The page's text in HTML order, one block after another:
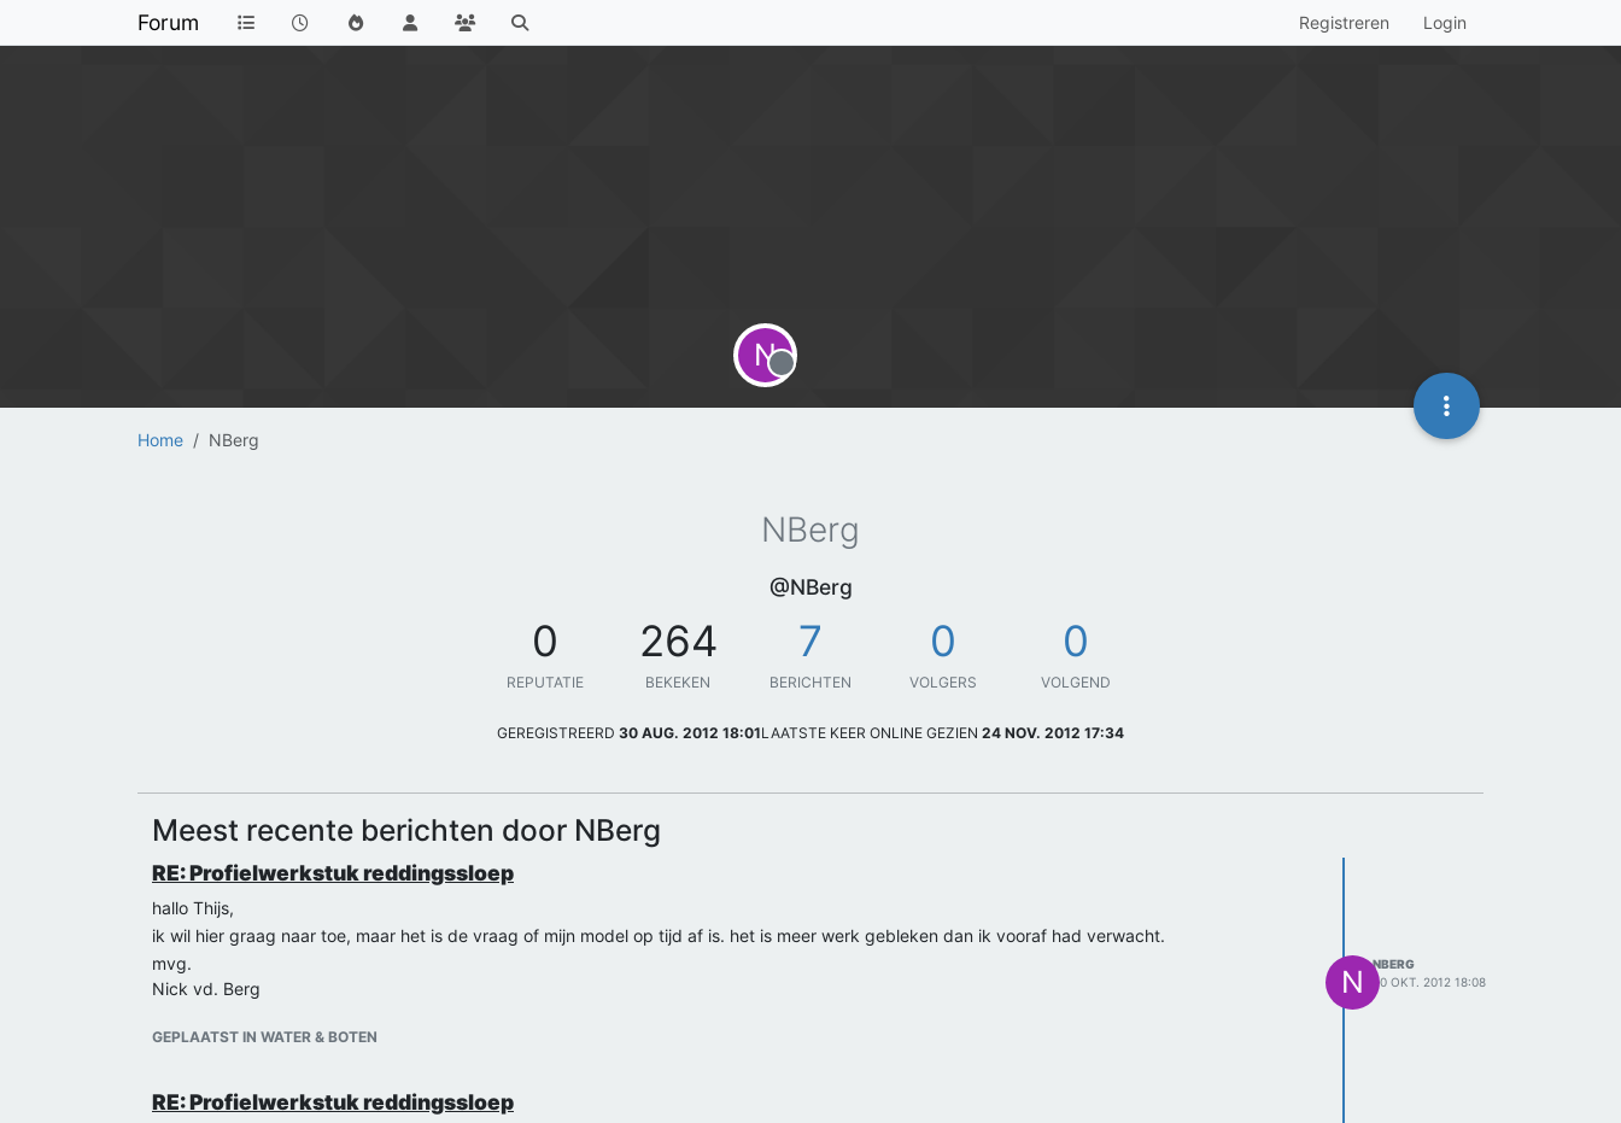
Forum Registreren Login
Home NBerg
N
Offline
NBerg
@NBerg
0
REPUTATIE
264
BEKEKEN
7
BERICHTEN
0
VOLGERS
0
VOLGEND
GEREGISTREERD 30 AUG. 2012 18:01LAATSTE KEER ONLINE GEZIEN 24 NOV. 2012 17:34
Meest recente berichten door NBerg
RE: Profielwerkstuk reddingssloep
hallo Thijs,
ik wil hier graag naar toe, maar het is de vraag of mijn model op tijd af is. het is meer werk gebleken dan ik vooraf had verwacht.
mvg.
Nick vd. Berg
GEPLAATST IN WATER & BOTEN
N
NBERG
20 OKT. 2012 18:08
RE: Profielwerkstuk reddingssloep